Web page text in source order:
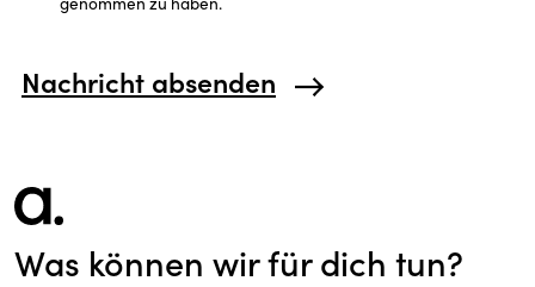
Nachricht absenden
Was können wir für dich tun?